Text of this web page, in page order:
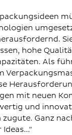
hohe
Als
mit neuen
und
zugute. Ganz